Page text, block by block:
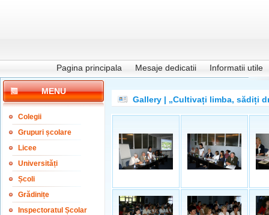
Pagina principala Mesaje dedicatii Informatii utile
MENU
Colegii
Grupuri școlare
Licee
Universități
Școli
Grădinițe
Inspectoratul Școlar
Gallery | „Cultivați limba, sădiți